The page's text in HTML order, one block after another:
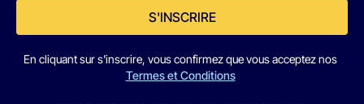
S'INSCRIRE
En cliquant sur s'inscrire, vous confirmez que vous acceptez nos
Termes et Conditions